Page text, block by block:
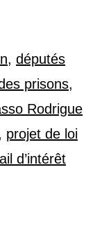
, députés
prisons,
Rodrigue
projet de loi
d’intérêt